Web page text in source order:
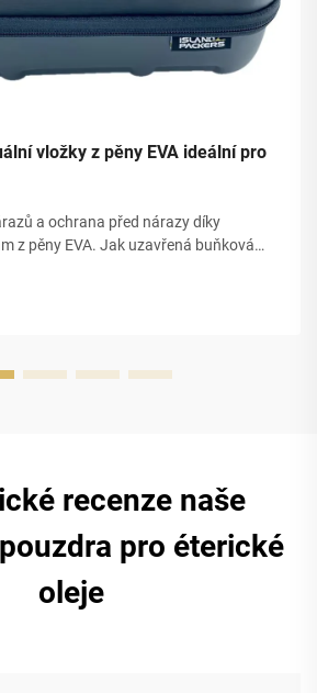
vložky z pěny EVA ideální pro
a ochrana před nárazy díky
z pěny EVA. Jak uzavřená buňková
recenze naše
pro éterické
oleje